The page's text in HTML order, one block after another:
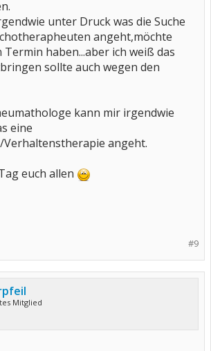
unter Druck was die Suche
angeht,möchte
haben...aber ich weiß das
sollte auch wegen den
kann mir irgendwie
eine
angeht.
euch allen
#9
Mitglied